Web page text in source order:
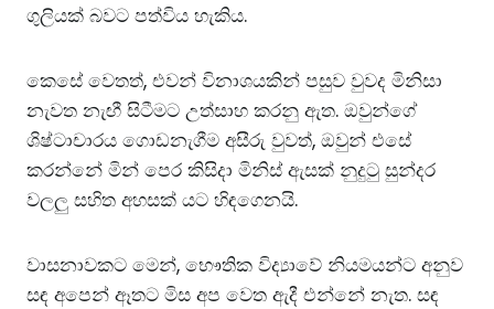
ගුලියක් බවට පත්විය හැකිය.
කෙසේ වෙතත්, එවන් විනාශයකින් පසුව වුවද මිනිසා
නැවත නැඟී සිටීමට උත්සාහ කරනු ඇත. ඔවුන්ගේ
ශිෂ්ටාචාරය ගොඩනැගීම අසීරු වුවත්, ඔවුන් එසේ
කරන්නේ මින් පෙර කිසිදා මිනිස් ඇසක් නුදුටු සුන්දර
වලලු සහිත අහසක් යට හිඳගෙනයි.
වාසනාවකට මෙන්, භෞතික විද්‍යාවේ නියමයන්ට අනුව
සඳ අපෙන් ඈතට මිස අප වෙත ඇදී එන්නේ නැත. සඳ